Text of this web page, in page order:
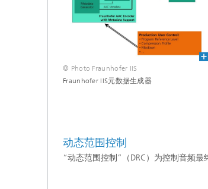
© Photo Fraunhofer IIS
Fraunhofer IIS元数据生成器
动态范围控制
“动态范围控制”（DRC）为控制音频